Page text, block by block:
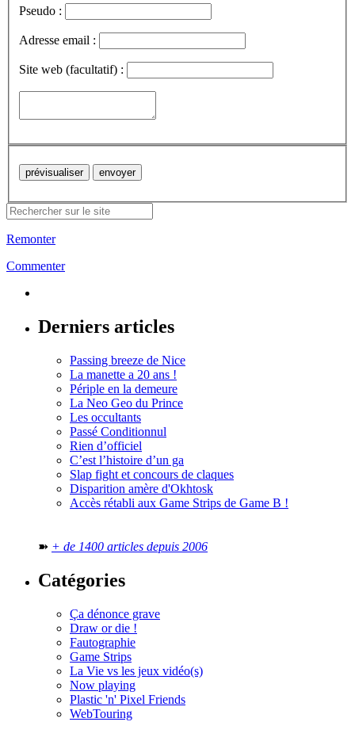
Pseudo :
Adresse email :
Site web (facultatif) :
Remonter
Commenter
Derniers articles
Passing breeze de Nice
La manette a 20 ans !
Périple en la demeure
La Neo Geo du Prince
Les occultants
Passé Conditionnul
Rien d’officiel
C’est l’histoire d’un ga
Slap fight et concours de claques
Disparition amère d'Okhtosk
Accès rétabli aux Game Strips de Game B !
➽ + de 1400 articles depuis 2006
Catégories
Ça dénonce grave
Draw or die !
Fautographie
Game Strips
La Vie vs les jeux vidéo(s)
Now playing
Plastic 'n' Pixel Friends
WebTouring